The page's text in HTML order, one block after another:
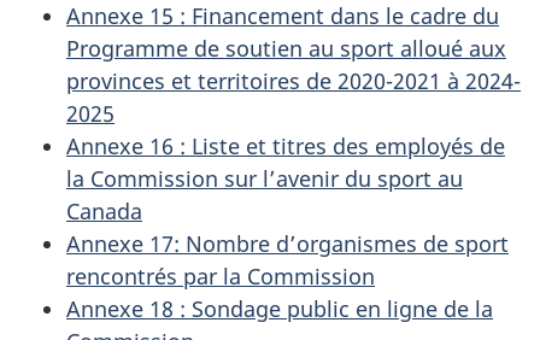
Annexe 15 : Financement dans le cadre du
Programme de soutien au sport alloué aux
provinces et territoires de 2020-2021 à 2024-
2025
Annexe 16 : Liste et titres des employés de
la Commission sur l’avenir du sport au
Canada
Annexe 17: Nombre d’organismes de sport
rencontrés par la Commission
Annexe 18 : Sondage public en ligne de la